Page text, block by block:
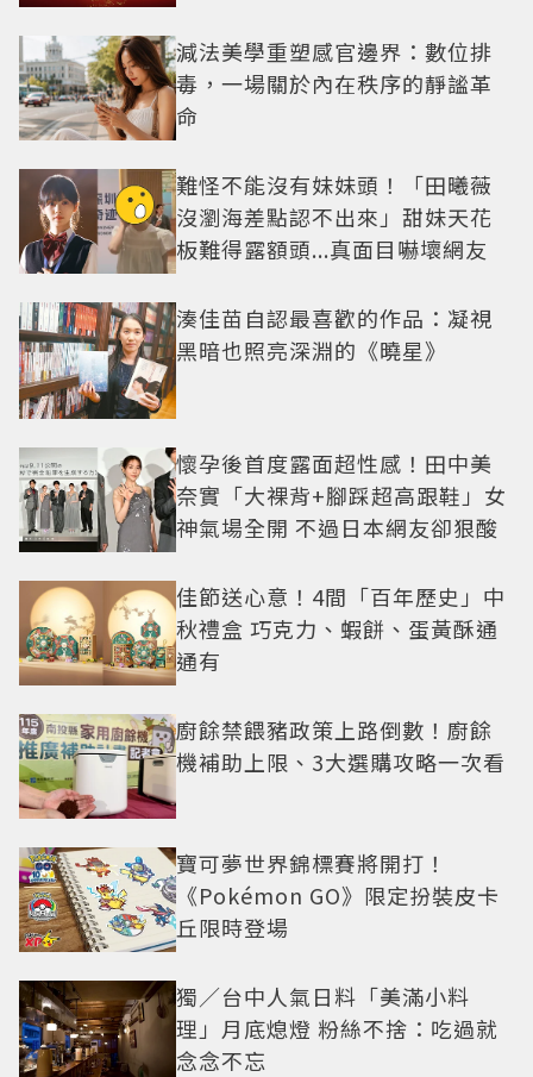
減法美學重塑感官邊界：數位排
毒，一場關於內在秩序的靜謐革
命
難怪不能沒有妹妹頭！「田曦薇
沒瀏海差點認不出來」甜妹天花
板難得露額頭...真面目嚇壞網友
湊佳苗自認最喜歡的作品：凝視
黑暗也照亮深淵的《曉星》
懷孕後首度露面超性感！田中美
奈實「大裸背+腳踩超高跟鞋」女
神氣場全開 不過日本網友卻狠酸
佳節送心意！4間「百年歷史」中
秋禮盒 巧克力、蝦餅、蛋黃酥通
通有
廚餘禁餵豬政策上路倒數！廚餘
機補助上限、3大選購攻略一次看
寶可夢世界錦標賽將開打！
《Pokémon GO》限定扮裝皮卡
丘限時登場
獨／台中人氣日料「美滿小料
理」月底熄燈 粉絲不捨：吃過就
念念不忘